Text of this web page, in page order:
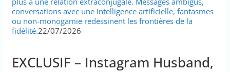
conversations avec une intelligence artificielle, fantasmes
ou non-monogamie redessinent les frontières de la
fidélité.22/07/2026
EXCLUSIF – Instagram Husband,